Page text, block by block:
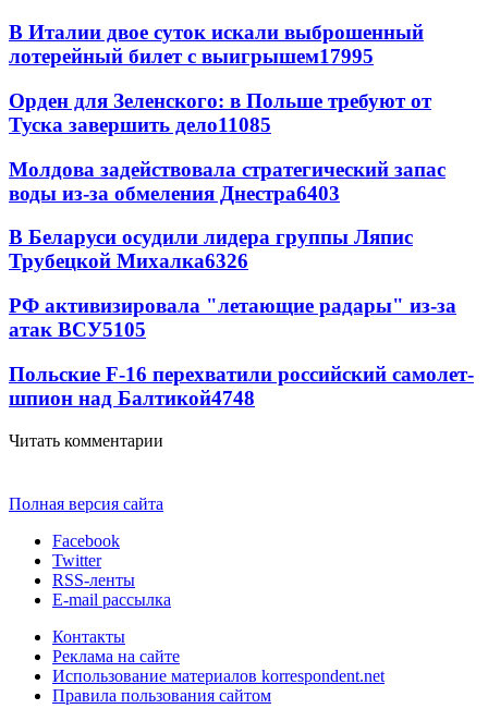
В Италии двое суток искали выброшенный
лотерейный билет с выигрышем17995
Орден для Зеленского: в Польше требуют от
Туска завершить дело11085
Молдова задействовала стратегический запас
воды из-за обмеления Днестра6403
В Беларуси осудили лидера группы Ляпис
Трубецкой Михалка6326
РФ активизировала "летающие радары" из-за
атак ВСУ5105
Польские F-16 перехватили российский самолет-
шпион над Балтикой4748
Читать комментарии
Полная версия сайта
Facebook
Twitter
RSS-ленты
E-mail рассылка
Контакты
Реклама на сайте
Использование материалов korrespondent.net
Правила пользования сайтом